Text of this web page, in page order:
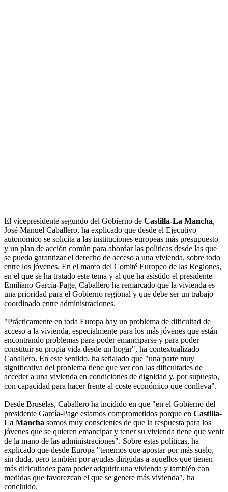
El vicepresidente segundo del Gobierno de Castilla-La Mancha,
José Manuel Caballero, ha explicado que desde el Ejecutivo
autonómico se solicita a las instituciones europeas más presupuesto
y un plan de acción común para abordar las políticas desde las que
se pueda garantizar el derecho de acceso a una vivienda, sobre todo
entre los jóvenes. En el marco del Comité Europeo de las Regiones,
en el que se ha tratado este tema y al que ha asistido el presidente
Emiliano García-Page, Caballero ha remarcado que la vivienda es
una prioridad para el Gobierno regional y que debe ser un trabajo
coordinado entre administraciones.
"Prácticamente en toda Europa hay un problema de dificultad de
acceso a la vivienda, especialmente para los más jóvenes que están
encontrando problemas para poder emanciparse y para poder
constituir su propia vida desde un hogar", ha contextualizado
Caballero. En este sentido, ha señalado que "una parte muy
significativa del problema tiene que ver con las dificultades de
acceder a una vivienda en condiciones de dignidad y, por supuesto,
con capacidad para hacer frente al coste económico que conlleva".
Desde Bruselas, Caballero ha incidido en que "en el Gobierno del
presidente García-Page estamos comprometidos porque en Castilla-
La Mancha somos muy conscientes de que la respuesta para los
jóvenes que se quieren emancipar y tener su vivienda tiene que venir
de la mano de las administraciones". Sobre estas políticas, ha
explicado que desde Europa "tenemos que apostar por más suelo,
sin duda, pero también por ayudas dirigidas a aquellos que tienen
más dificultades para poder adquirir una vivienda y también con
medidas que favorezcan el que se genere más vivienda", ha
concluido.